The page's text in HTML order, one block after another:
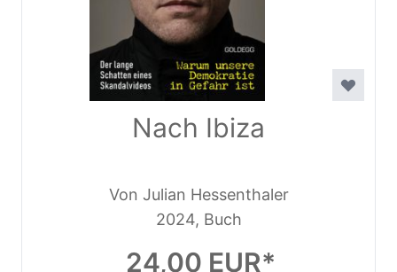
Nach Ibiza
Von Julian Hessenthaler
2024, Buch
24,00 EUR